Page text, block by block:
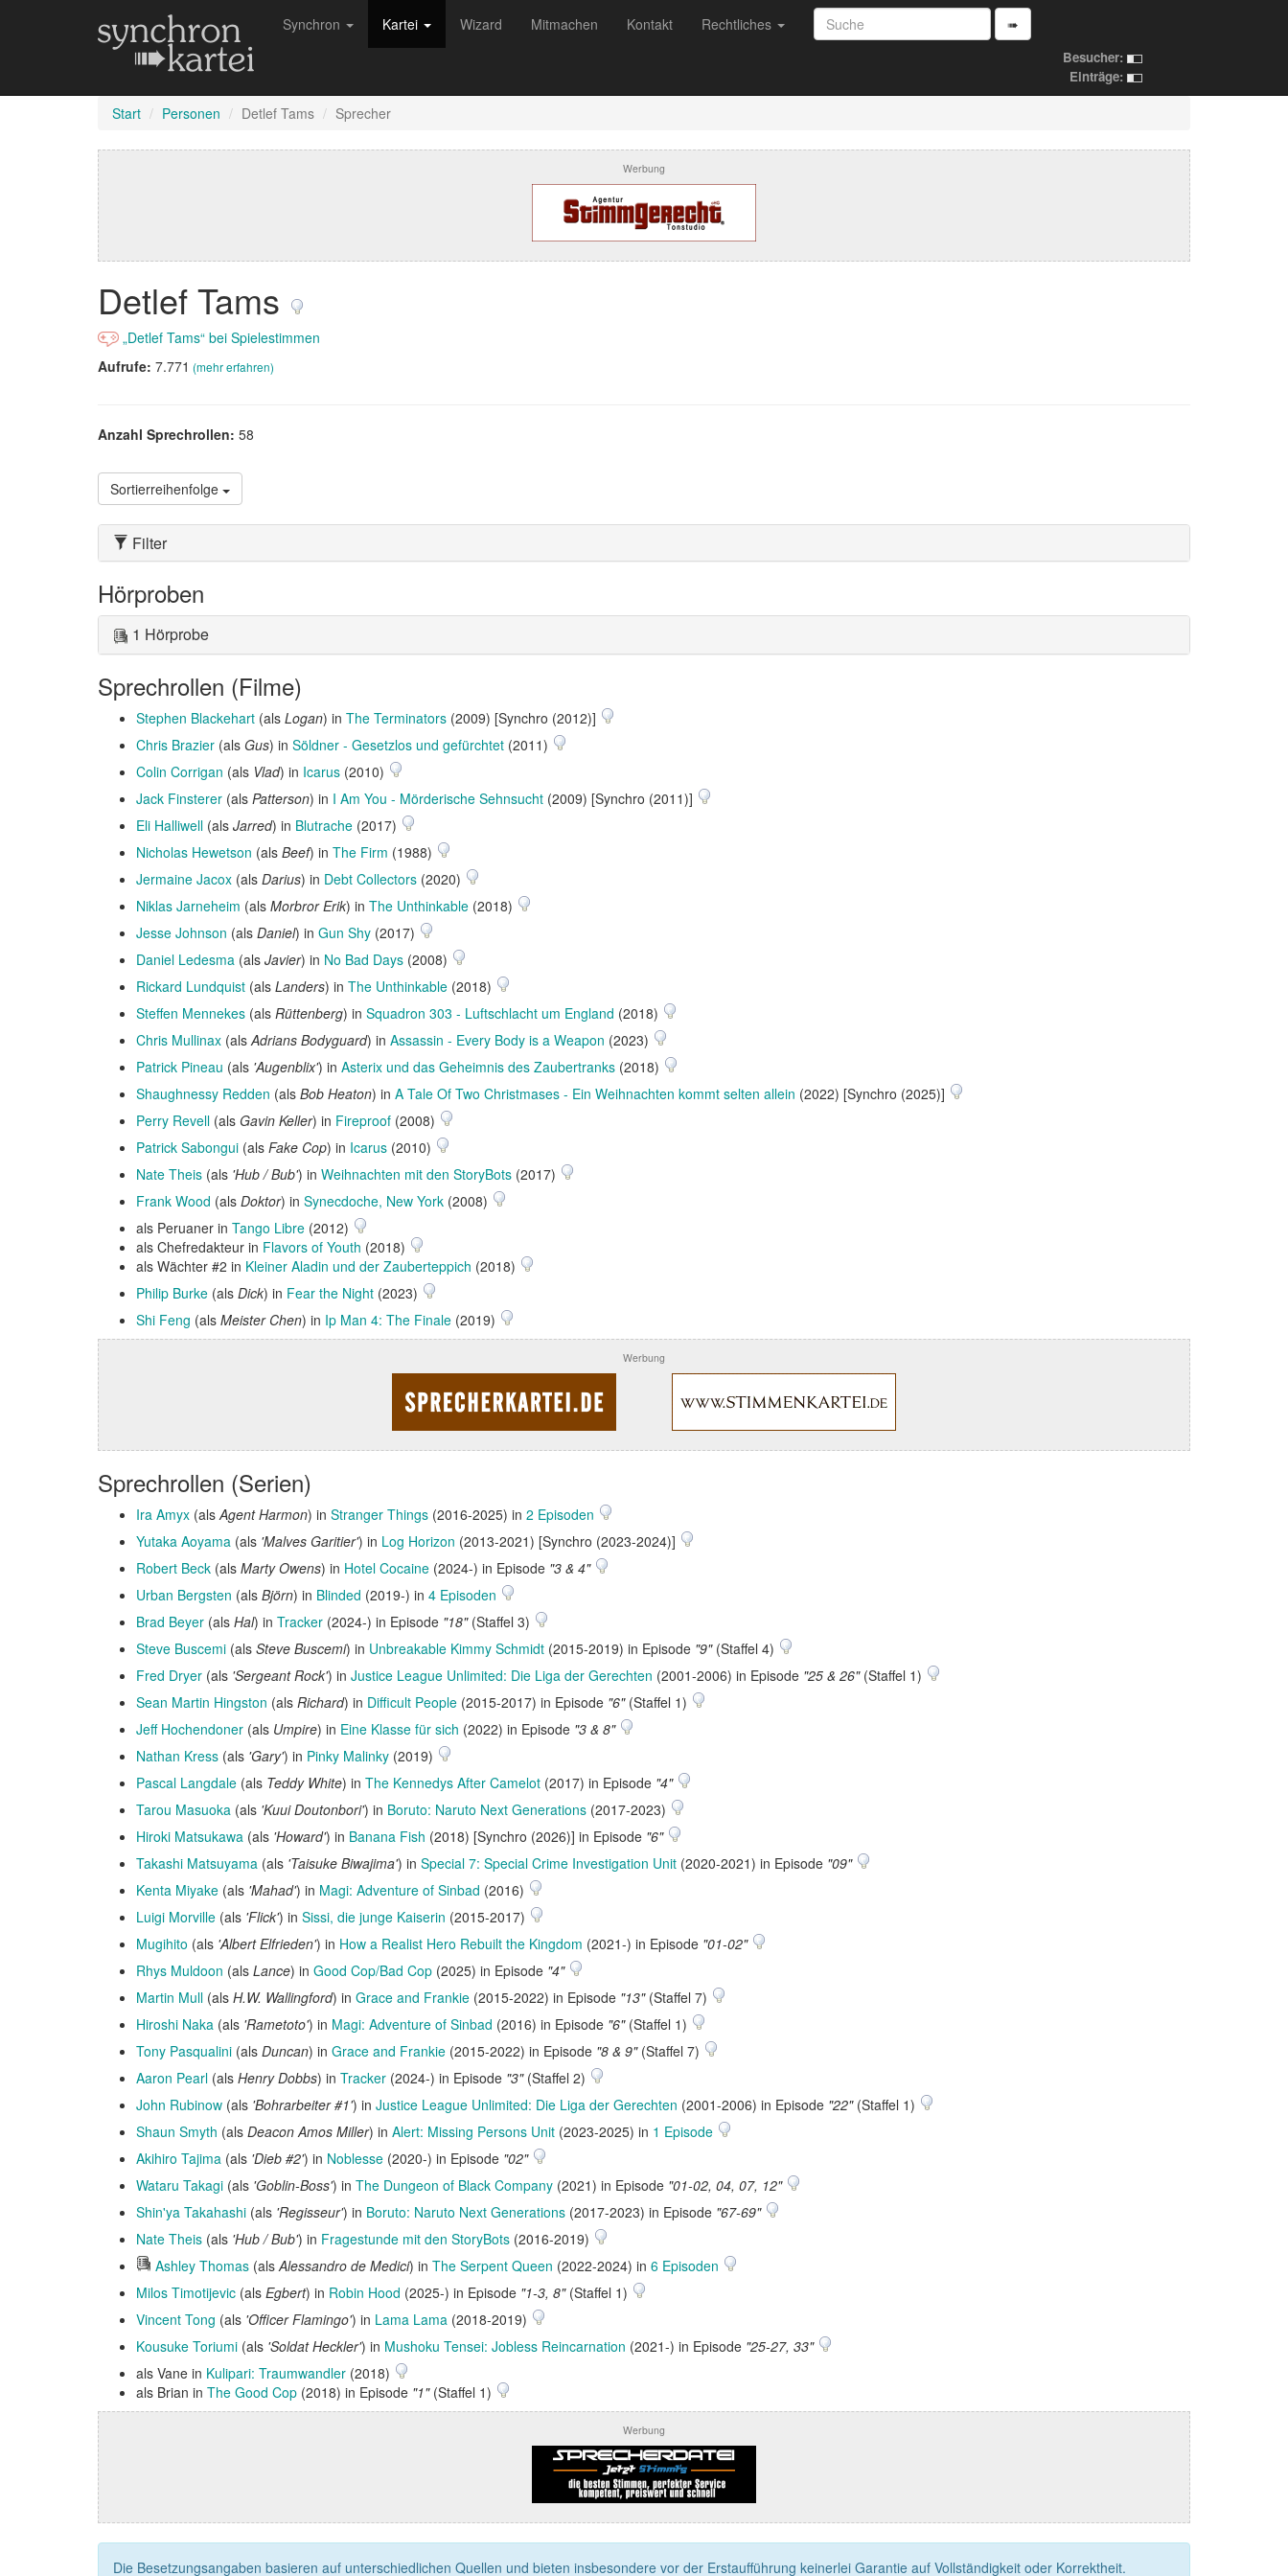
Synchron Kartei Wizard Mitmachen Kontakt Rechtliches ➠
Besucher:
Einträge:
Start Personen Detlef Tams Sprecher
Werbung
Detlef Tams
„Detlef Tams“ bei Spielestimmen
Aufrufe: 7.771 (mehr erfahren)
Anzahl Sprechrollen: 58
Sortierreihenfolge
Filter
Hörproben
1 Hörprobe
Sprechrollen (Filme)
Stephen Blackehart (als Logan) in The Terminators (2009) [Synchro (2012)]
Chris Brazier (als Gus) in Söldner - Gesetzlos und gefürchtet (2011)
Colin Corrigan (als Vlad) in Icarus (2010)
Jack Finsterer (als Patterson) in I Am You - Mörderische Sehnsucht (2009) [Synchro (2011)]
Eli Halliwell (als Jarred) in Blutrache (2017)
Nicholas Hewetson (als Beef) in The Firm (1988)
Jermaine Jacox (als Darius) in Debt Collectors (2020)
Niklas Jarneheim (als Morbror Erik) in The Unthinkable (2018)
Jesse Johnson (als Daniel) in Gun Shy (2017)
Daniel Ledesma (als Javier) in No Bad Days (2008)
Rickard Lundquist (als Landers) in The Unthinkable (2018)
Steffen Mennekes (als Rüttenberg) in Squadron 303 - Luftschlacht um England (2018)
Chris Mullinax (alsAdrians Bodyguard) in Assassin - Every Body is a Weapon (2023)
Patrick Pineau (als 'Augenblix') in Asterix und das Geheimnis des Zaubertranks (2018)
Shaughnessy Redden (als Bob Heaton) in A Tale Of Two Christmases - Ein Weihnachten kommt selten allein (2022) [Synchro (2025)]
Perry Revell (als Gavin Keller) in Fireproof (2008)
Patrick Sabongui (als Fake Cop) in Icarus (2010)
Nate Theis (als 'Hub / Bub') in Weihnachten mit den StoryBots (2017)
Frank Wood (als Doktor) in Synecdoche, New York (2008)
als Peruaner in Tango Libre (2012)
als Chefredakteur in Flavors of Youth (2018)
als Wächter #2 in Kleiner Aladin und der Zauberteppich (2018)
Philip Burke (als Dick) in Fear the Night (2023)
Shi Feng (als Meister Chen) in Ip Man 4: The Finale (2019)
Werbung
Sprechrollen (Serien)
Ira Amyx (alsAgent Harmon) in Stranger Things (2016-2025) in 2 Episoden
Yutaka Aoyama (als 'Malves Garitier') in Log Horizon (2013-2021) [Synchro (2023-2024)]
Robert Beck (als Marty Owens) in Hotel Cocaine (2024-) in Episode "3 & 4"
Urban Bergsten (als Björn) in Blinded (2019-) in 4 Episoden
Brad Beyer (als Hal) in Tracker (2024-) in Episode "18"(Staffel 3)
Steve Buscemi (als Steve Buscemi) in Unbreakable Kimmy Schmidt (2015-2019) in Episode "9"(Staffel 4)
Fred Dryer (als 'Sergeant Rock') in Justice League Unlimited: Die Liga der Gerechten (2001-2006) in Episode "25 & 26"(Staffel 1)
Sean Martin Hingston (als Richard) in Difficult People (2015-2017) in Episode "6"(Staffel 1)
Jeff Hochendoner (als Umpire) in Eine Klasse für sich (2022) in Episode "3 & 8"
Nathan Kress (als 'Gary') in Pinky Malinky (2019)
Pascal Langdale (als Teddy White) in The Kennedys After Camelot (2017) in Episode "4"
Tarou Masuoka (als 'Kuui Doutonbori') in Boruto: Naruto Next Generations (2017-2023)
Hiroki Matsukawa (als 'Howard') in Banana Fish (2018) [Synchro (2026)] in Episode "6"
Takashi Matsuyama (als 'Taisuke Biwajima') in Special 7: Special Crime Investigation Unit (2020-2021) in Episode "09"
Kenta Miyake (als 'Mahad') in Magi: Adventure of Sinbad (2016)
Luigi Morville (als 'Flick') in Sissi, die junge Kaiserin (2015-2017)
Mugihito (als 'Albert Elfrieden') in How a Realist Hero Rebuilt the Kingdom (2021-) in Episode "01-02"
Rhys Muldoon (als Lance) in Good Cop/Bad Cop (2025) in Episode "4"
Martin Mull (als H.W. Wallingford) in Grace and Frankie (2015-2022) in Episode "13"(Staffel 7)
Hiroshi Naka (als 'Rametoto') in Magi: Adventure of Sinbad (2016) in Episode "6"(Staffel 1)
Tony Pasqualini (als Duncan) in Grace and Frankie (2015-2022) in Episode "8 & 9"(Staffel 7)
Aaron Pearl (als Henry Dobbs) in Tracker (2024-) in Episode "3"(Staffel 2)
John Rubinow (als 'Bohrarbeiter #1') in Justice League Unlimited: Die Liga der Gerechten (2001-2006) in Episode "22"(Staffel 1)
Shaun Smyth (als Deacon Amos Miller) in Alert: Missing Persons Unit (2023-2025) in 1 Episode
Akihiro Tajima (als 'Dieb #2') in Noblesse (2020-) in Episode "02"
Wataru Takagi (als 'Goblin-Boss') in The Dungeon of Black Company (2021) in Episode "01-02, 04, 07, 12"
Shin'ya Takahashi (als 'Regisseur') in Boruto: Naruto Next Generations (2017-2023) in Episode "67-69"
Nate Theis (als 'Hub / Bub') in Fragestunde mit den StoryBots (2016-2019)
Hörprobe
abspielen
Ashley Thomas (alsAlessandro de Medici) in The Serpent Queen (2022-2024) in 6 Episoden
Milos Timotijevic (als Egbert) in Robin Hood (2025-) in Episode "1-3, 8"(Staffel 1)
Vincent Tong (als 'Officer Flamingo') in Lama Lama (2018-2019)
Kousuke Toriumi (als 'Soldat Heckler') in Mushoku Tensei: Jobless Reincarnation (2021-) in Episode "25-27, 33"
als Vane in Kulipari: Traumwandler (2018)
als Brian in The Good Cop (2018) in Episode "1"(Staffel 1)
Werbung
Die Besetzungsangaben basieren auf unterschiedlichen Quellen und bieten insbesondere vor der Erstaufführung keinerlei Garantie auf Vollständigkeit oder Korrektheit.